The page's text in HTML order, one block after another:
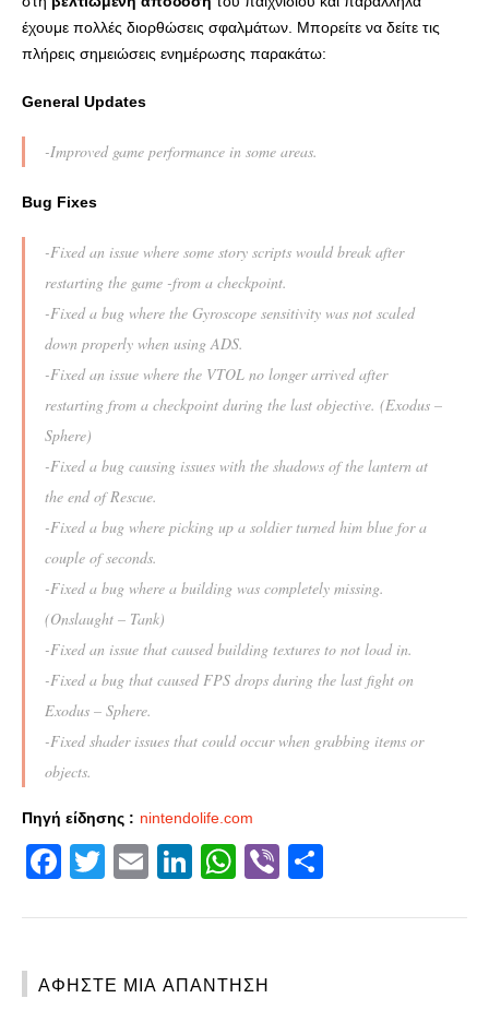
έχουμε πολλές διορθώσεις σφαλμάτων. Μπορείτε να δείτε τις
πλήρεις σημειώσεις ενημέρωσης παρακάτω:
General Updates
-Improved game performance in some areas.
Bug Fixes
-Fixed an issue where some story scripts would break after
restarting the game -from a checkpoint.
-Fixed a bug where the Gyroscope sensitivity was not scaled
down properly when using ADS.
-Fixed an issue where the VTOL no longer arrived after
restarting from a checkpoint during the last objective. (Exodus –
Sphere)
-Fixed a bug causing issues with the shadows of the lantern at
the end of Rescue.
-Fixed a bug where picking up a soldier turned him blue for a
couple of seconds.
-Fixed a bug where a building was completely missing.
(Onslaught – Tank)
-Fixed an issue that caused building textures to not load in.
-Fixed a bug that caused FPS drops during the last fight on
Exodus – Sphere.
-Fixed shader issues that could occur when grabbing items or
objects.
Πηγή είδησης : nintendolife.com
Facebook
Twitter
EmailLinkedIn
WhatsApp
Viber
ΑΦΉΣΤΕ ΜΙΑ ΑΠΆΝΤΗΣΗ